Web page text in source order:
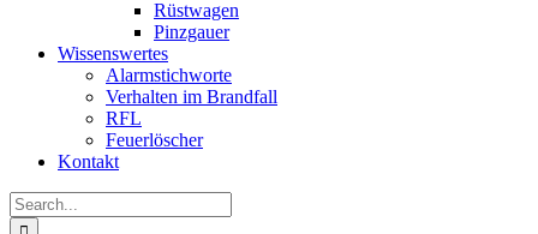
Rüstwagen
Pinzgauer
Wissenswertes
Alarmstichworte
Verhalten im Brandfall
RFL
Feuerlöscher
Kontakt
Search
for: